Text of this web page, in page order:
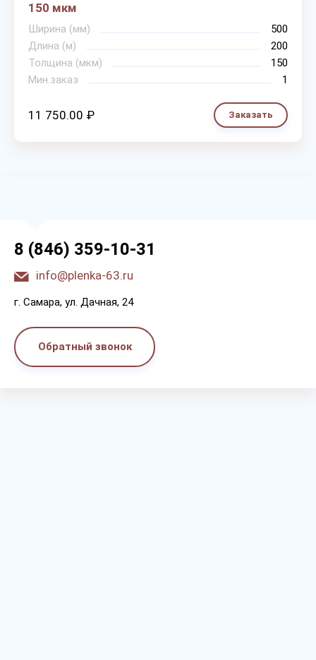
150 мкм
Ширина (мм)
500
Длина (м)
200
Толщина (мкм)
150
Мин.заказ
1
11 750.00 ₽ Заказать
8 (846) 359-10-31
info@plenka-63.ru
г. Самара, ул. Дачная, 24
Обратный звонок